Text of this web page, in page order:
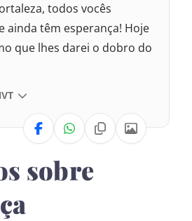
Atualizada
Revisada e Corrigida
Revisada e Corrigida
Revisada e Atualizada
todos vocês
ainda têm esperança! Hoje
que lhes darei o dobro do
DA BÍBLIA
Atualizada
sobre